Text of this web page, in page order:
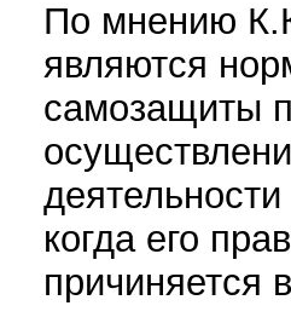
По мнению
являются
самозащиты
когда его
причиняется